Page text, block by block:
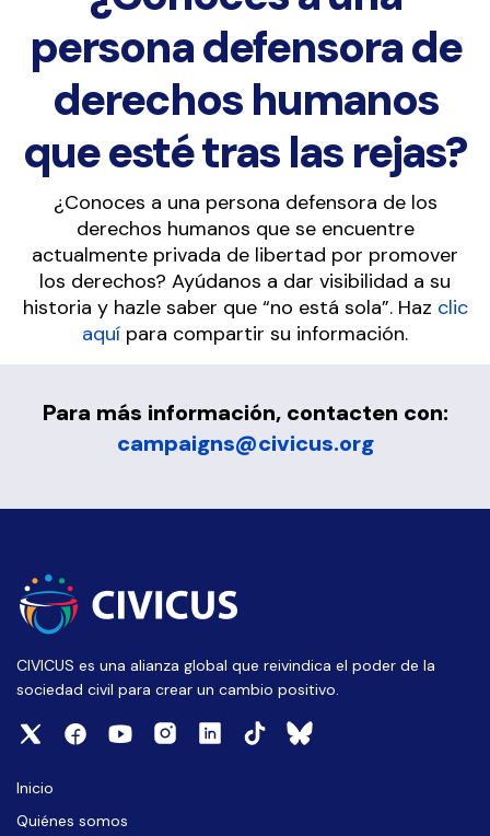
persona defensora de
derechos humanos
que esté tras las rejas?
¿Conoces a una persona defensora de los
derechos humanos que se encuentre
actualmente privada de libertad por promover
los derechos? Ayúdanos a dar visibilidad a su
historia y hazle saber que “no está sola”. Haz clic
aquí para compartir su información.
Para más información, contacten con:
campaigns@civicus.org
CIVICUS es una alianza global que reivindica el poder de la
sociedad civil para crear un cambio positivo.
Inicio
Quiénes somos